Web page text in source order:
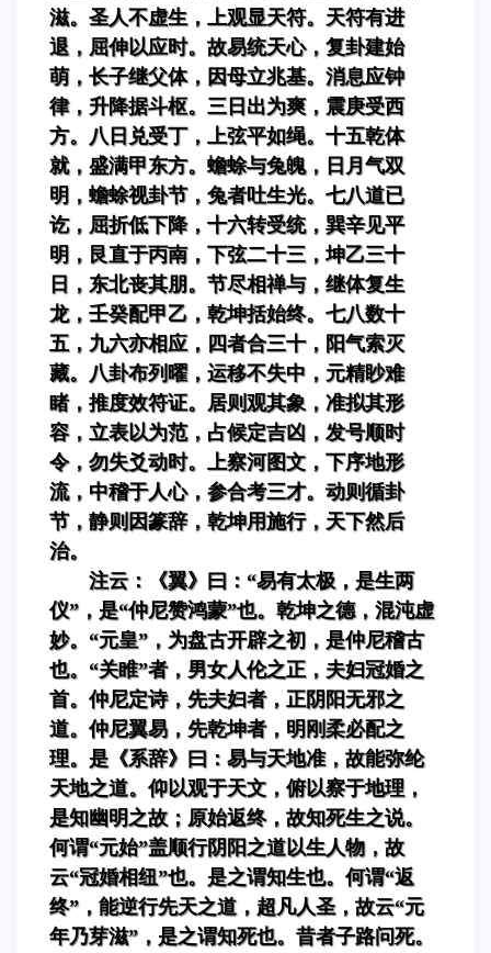
滋。圣人不虚生，上观显天符。天符有进
退，屈伸以应时。故易统天心，复卦建始
萌，长子继父体，因母立兆基。消息应钟
律，升降据斗枢。三日出为爽，震庚受西
方。八日兑受丁，上弦平如绳。十五乾体
就，盛满甲东方。蟾蜍与兔魄，日月气双
明，蟾蜍视卦节，兔者吐生光。七八道已
讫，屈折低下降，十六转受统，巽辛见平
明，艮直于丙南，下弦二十三，坤乙三十
日，东北丧其朋。节尽相禅与，继体复生
龙，壬癸配甲乙，乾坤括始终。七八数十
五，九六亦相应，四者合三十，阳气索灭
藏。八卦布列曜，运移不失中，元精眇难
睹，推度效符证。居则观其象，准拟其形
容，立表以为范，占候定吉凶，发号顺时
令，勿失爻动时。上察河图文，下序地形
流，中稽于人心，参合考三才。动则循卦
节，静则因篆辞，乾坤用施行，天下然后
治。
注云：《翼》曰：“易有太极，是生两
仪”，是“仲尼赞鸿蒙”也。乾坤之德，混沌虚
妙。“元皇”，为盘古开辟之初，是仲尼稽古
也。“关睢”者，男女人伦之正，夫妇冠婚之
首。仲尼定诗，先夫妇者，正阴阳无邪之
道。仲尼翼易，先乾坤者，明刚柔必配之
理。是《系辞》曰：易与天地准，故能弥纶
天地之道。仰以观于天文，俯以察于地理，
是知幽明之故；原始返终，故知死生之说。
何谓“元始”盖顺行阴阳之道以生人物，故
云“冠婚相纽”也。是之谓知生也。何谓“返
终”，能逆行先天之道，超凡人圣，故云“元
年乃芽滋”，是之谓知死也。昔者子路问死。